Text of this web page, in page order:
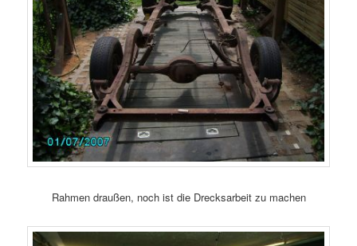
Rahmen draußen, noch ist die Drecksarbeit zu machen